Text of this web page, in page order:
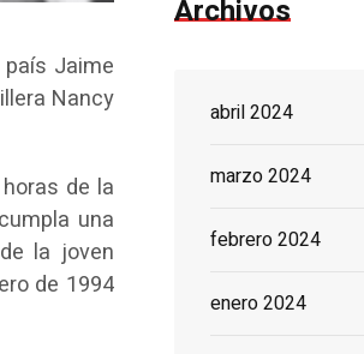
Jaime
Nancy
de la
una
la joven
de 1994
Archivos
abril 2024
marzo 2024
febrero 2024
enero 2024